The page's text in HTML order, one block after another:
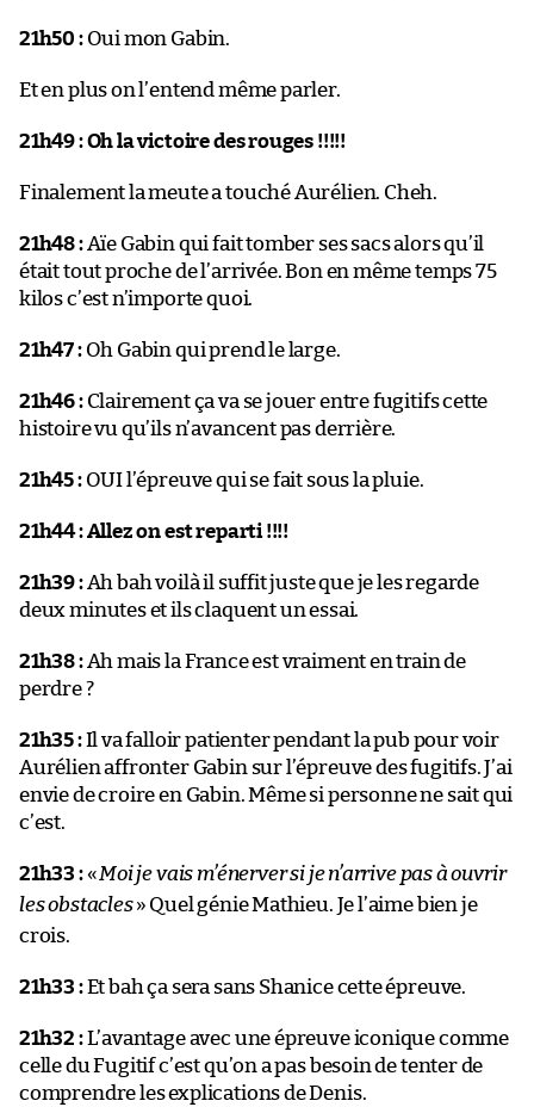
21h50 :Oui mon Gabin.
Et en plus on l’entend même parler.
21h49 :Oh la victoire des rouges !!!!!
Finalement la meute a touché Aurélien. Cheh.
21h48 :Aïe Gabin qui fait tomber ses sacs alors qu’il
était tout proche de l’arrivée. Bon en même temps 75
kilos c’est n’importe quoi.
21h47 :Oh Gabin qui prend le large.
21h46 :Clairement ça va se jouer entre fugitifs cette
histoire vu qu’ils n’avancent pas derrière.
21h45 :OUI l’épreuve qui se fait sous la pluie.
21h44 :Allez on est reparti !!!!
21h39 :Ah bah voilà il suffit juste que je les regarde
deux minutes et ils claquent un essai.
21h38 :Ah mais la France est vraiment en train de
perdre ?
21h35 :Il va falloir patienter pendant la pub pour voir
Aurélien affronter Gabin sur l’épreuve des fugitifs. J’ai
envie de croire en Gabin. Même si personne ne sait qui
c’est.
21h33 :«Moi je vais m’énerver si je n’arrive pas à ouvrir
les obstacles» Quel génie Mathieu. Je l’aime bien je
crois.
21h33 :Et bah ça sera sans Shanice cette épreuve.
21h32 :L’avantage avec une épreuve iconique comme
celle du Fugitif c’est qu’on a pas besoin de tenter de
comprendre les explications de Denis.